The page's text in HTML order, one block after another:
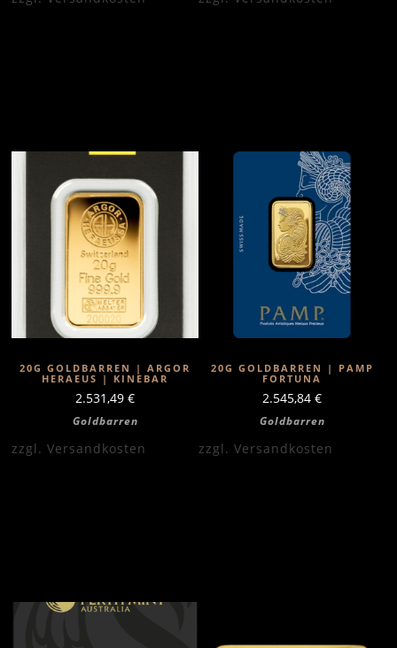
20G GOLDBARREN | ARGOR
HERAEUS | KINEBAR
2.531,49 €
Goldbarren
zzgl. Versandkosten
20G GOLDBARREN | PAMP
FORTUNA
2.545,84 €
Goldbarren
zzgl. Versandkosten